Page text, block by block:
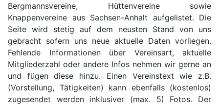
Bergmannsvereine, Hüttenvereine sowie
Knappenvereine aus Sachsen-Anhalt aufgelistet. Die
Seite wird stetig auf dem neusten Stand von uns
gebracht sofern uns neue aktuelle Daten vorliegen.
Fehlende Informationen über Vereinsart, aktuelle
Mitgliederzahl oder andere Infos nehmen wir gerne an
und fügen diese hinzu. Einen Vereinstext wie z.B.
(Vorstellung, Tätigkeiten) kann ebenfalls (kostenlos)
zugesendet werden inklusiver (max. 5) Fotos. Der